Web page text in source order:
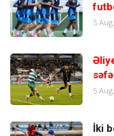
5
5
İki